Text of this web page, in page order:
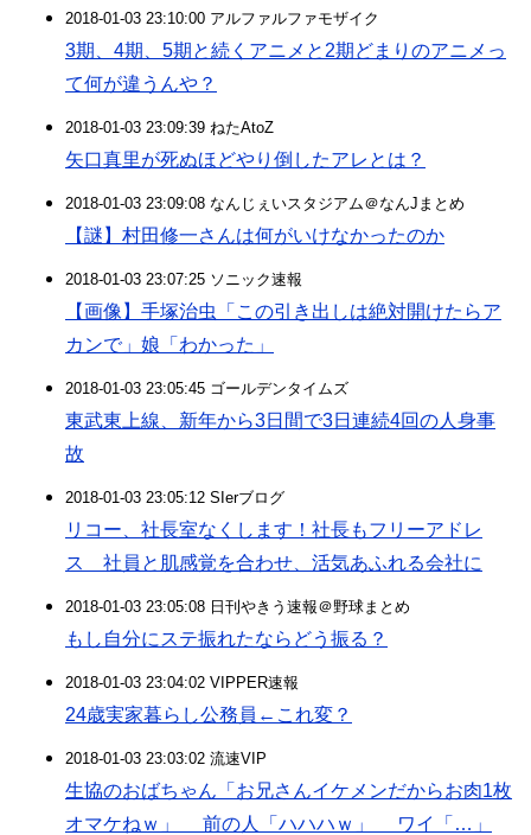
2018-01-03 23:10:00 アルファルファモザイク
3期、4期、5期と続くアニメと2期どまりのアニメっ
て何が違うんや？
2018-01-03 23:09:39 ねたAtoZ
矢口真里が死ぬほどやり倒したアレとは？
2018-01-03 23:09:08 なんじぇいスタジアム＠なんJまとめ
【謎】村田修一さんは何がいけなかったのか
2018-01-03 23:07:25 ソニック速報
【画像】手塚治虫「この引き出しは絶対開けたらア
カンで」娘「わかった」
2018-01-03 23:05:45 ゴールデンタイムズ
東武東上線、新年から3日間で3日連続4回の人身事
故
2018-01-03 23:05:12 SIerブログ
リコー、社長室なくします！社長もフリーアドレ
ス 社員と肌感覚を合わせ、活気あふれる会社に
2018-01-03 23:05:08 日刊やきう速報＠野球まとめ
もし自分にステ振れたならどう振る？
2018-01-03 23:04:02 VIPPER速報
24歳実家暮らし公務員←これ変？
2018-01-03 23:03:02 流速VIP
生協のおばちゃん「お兄さんイケメンだからお肉1枚
オマケねｗ」 前の人「ハハハｗ」 ワイ「…」